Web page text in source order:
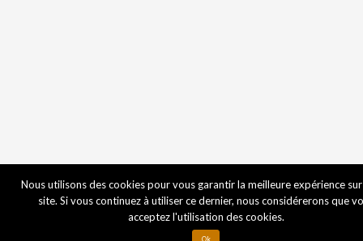
Nous utilisons des cookies pour vous garantir la meilleure expérience
site. Si vous continuez à utiliser ce dernier, nous considérerons que
acceptez l'utilisation des cookies.
Ok